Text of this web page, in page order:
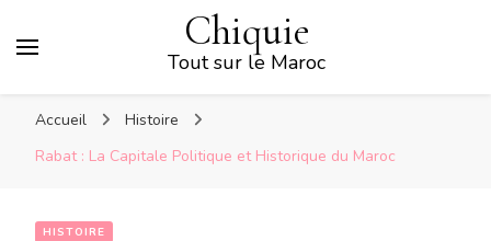
Chiquie
Tout sur le Maroc
Accueil
Histoire
Rabat : La Capitale Politique et Historique du Maroc
HISTOIRE